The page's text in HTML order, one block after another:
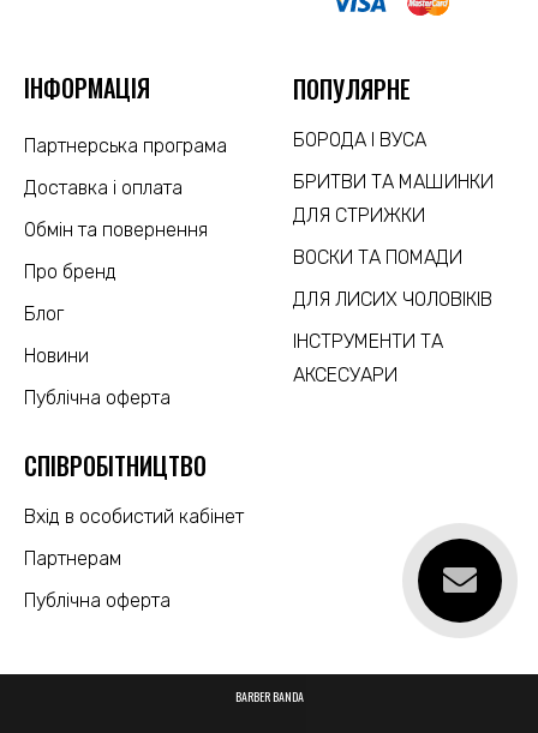
ІНФОРМАЦІЯ
Партнерська програма
Доставка і оплата
Обмін та повернення
Про бренд
Блог
Новини
Публічна оферта
ПОПУЛЯРНЕ
БОРОДА І ВУСА
БРИТВИ ТА МАШИНКИ
ДЛЯ СТРИЖКИ
ВОСКИ ТА ПОМАДИ
ДЛЯ ЛИСИХ ЧОЛОВІКІВ
ІНСТРУМЕНТИ ТА
АКСЕСУАРИ
CПІВРОБІТНИЦТВО
Вхід в особистий кабінет
Партнерам
Публічна оферта
BARBER BANDA